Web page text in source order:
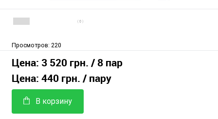
( 0 )
Просмотров: 220
Цена: 3 520 грн. / 8 пар
Цена: 440 грн. / пару
В корзину